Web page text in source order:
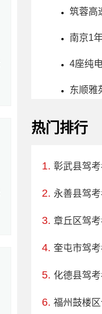
南京1
热门排行
福州鼓楼